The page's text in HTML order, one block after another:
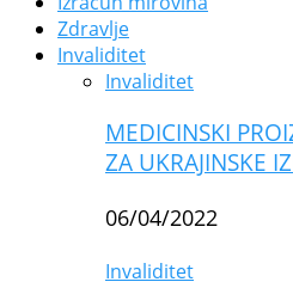
Zdravlje
Invaliditet
Invaliditet
MEDICINSKI
ZA UKRAJINSKE
06/04/2022
Invaliditet